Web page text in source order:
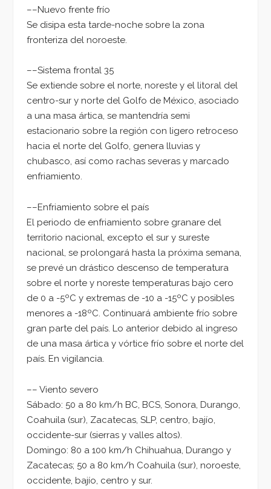
––Nuevo frente frío
Se disipa esta tarde-noche sobre la zona
fronteriza del noroeste.
––Sistema frontal 35
Se extiende sobre el norte, noreste y el litoral del
centro-sur y norte del Golfo de México, asociado
a una masa ártica, se mantendría semi
estacionario sobre la región con ligero retroceso
hacia el norte del Golfo, genera lluvias y
chubasco, así como rachas severas y marcado
enfriamiento.
––Enfriamiento sobre el país
El periodo de enfriamiento sobre granare del
territorio nacional, excepto el sur y sureste
nacional, se prolongará hasta la próxima semana,
se prevé un drástico descenso de temperatura
sobre el norte y noreste temperaturas bajo cero
de 0 a -5ºC y extremas de -10 a -15ºC y posibles
menores a -18ºC. Continuará ambiente frío sobre
gran parte del país. Lo anterior debido al ingreso
de una masa ártica y vórtice frío sobre el norte del
país. En vigilancia.
–– Viento severo
Sábado: 50 a 80 km/h BC, BCS, Sonora, Durango,
Coahuila (sur), Zacatecas, SLP, centro, bajío,
occidente-sur (sierras y valles altos).
Domingo: 80 a 100 km/h Chihuahua, Durango y
Zacatecas; 50 a 80 km/h Coahuila (sur), noroeste,
occidente, bajío, centro y sur.